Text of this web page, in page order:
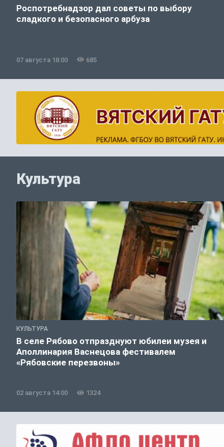
Роспотребнадзор дал советы по выбору
сладкого и безопасного арбуза
07 августа 18:00 685
Культура
КУЛЬТУРА
В селе Рябово отпразднуют юбилеи музея и
Аполлинария Васнецова фестивалем
«Рябовские перезвоны»
02 августа 14:00 1324